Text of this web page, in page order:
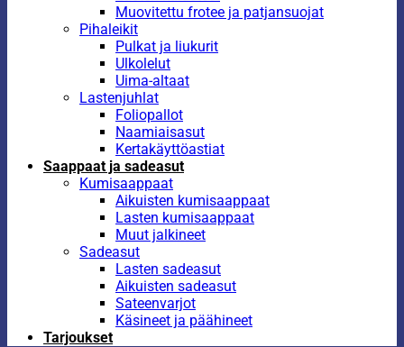
Muovitettu frotee ja patjansuojat
Pihaleikit
Pulkat ja liukurit
Ulkolelut
Uima-altaat
Lastenjuhlat
Foliopallot
Naamiaisasut
Kertakäyttöastiat
Saappaat ja sadeasut
Kumisaappaat
Aikuisten kumisaappaat
Lasten kumisaappaat
Muut jalkineet
Sadeasut
Lasten sadeasut
Aikuisten sadeasut
Sateenvarjot
Käsineet ja päähineet
Tarjoukset